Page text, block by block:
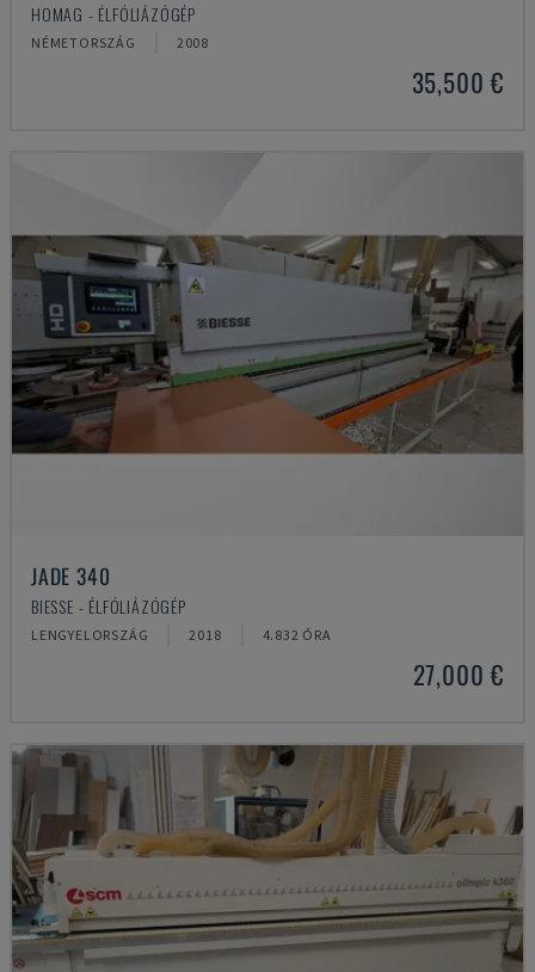
HOMAG - ÉLFÓLIÁZÓGÉP
NÉMETORSZÁG 2008
35,500 €
JADE 340
BIESSE - ÉLFÓLIÁZÓGÉP
LENGYELORSZÁG 2018 4.832 ÓRA
27,000 €